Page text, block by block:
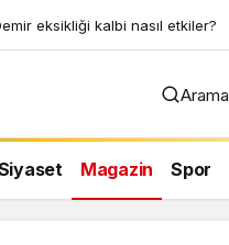
eksikliği kalbi nasıl etkiler?
Magazin Spor